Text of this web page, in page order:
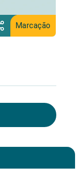
Marcação